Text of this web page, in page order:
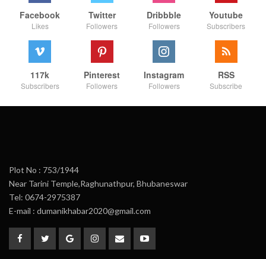
Facebook
Likes
Twitter
Followers
Dribbble
Followers
Youtube
Subscribers
117k
Subscribers
Pinterest
Followers
Instagram
Followers
RSS
Subscribe
Plot No : 753/1944
Near Tarini Temple,Raghunathpur, Bhubaneswar
Tel: 0674-2975387
E-mail : dumanikhabar2020@gmail.com